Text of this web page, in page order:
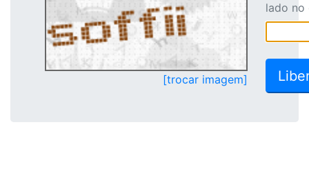
[trocar imagem]
lado no